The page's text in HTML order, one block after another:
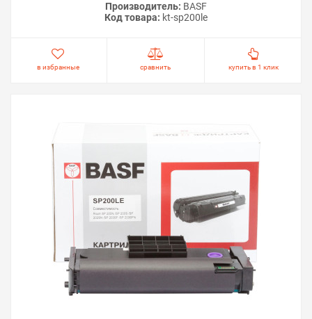
Производитель: BASF
Код товара: kt-sp200le
в избранные сравнить купить в 1 клик